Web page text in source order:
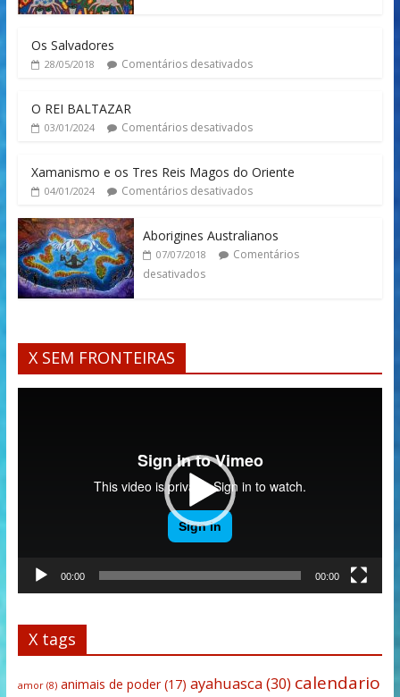
Os Salvadores
28/05/2018 Comentários desativados
O REI BALTAZAR
03/01/2024 Comentários desativados
Xamanismo e os Tres Reis Magos do Oriente
04/01/2024 Comentários desativados
Aborigines Australianos
07/07/2018
Comentários
desativados
X SEM FRONTEIRAS
00:00 00:00
X tags
amor(8) animais de poder(17) ayahuasca(30) calendario